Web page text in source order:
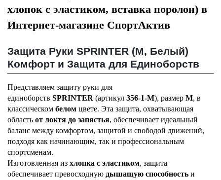
хлопок с эластиком, вставка поролон) в
Интернет-магазине СпортАктив
Защита Руки SPRINTER (M, Белый)
Комфорт и Защита для Единоборств
Представляем защиту руки для
единоборств SPRINTER (артикул 356-1-M), размер M, в
классическом белом цвете. Эта защита, охватывающая
область от локтя до запястья, обеспечивает идеальный
баланс между комфортом, защитой и свободой движений,
подходя как начинающим, так и профессиональным
спортсменам.
Изготовленная из хлопка с эластиком, защита
обеспечивает превосходную дышащую способность и